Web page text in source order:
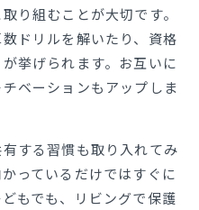
り組むことが大切です。
ドリルを解いたり、資格
挙げられます。お互いに
ベーションもアップしま
する習慣も取り入れてみ
っているだけではすぐに
もでも、リビングで保護